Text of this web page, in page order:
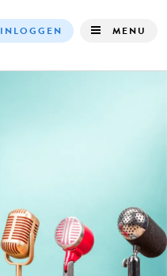
INLOGGEN MENU